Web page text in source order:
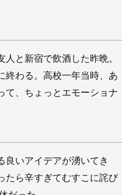
と新宿で飲酒した昨晩。
終わる。高校一年当時、あ
て、ちょっとエモーショナ
良いアイデアが湧いてき
たら辛すぎてむすこに詫び